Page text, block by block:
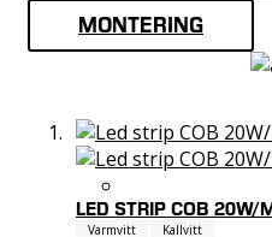
MONTERING
LED STRIP COB 20W/
Varmvitt Kallvitt